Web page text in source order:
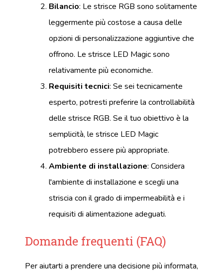
Bilancio: Le strisce RGB sono solitamente
leggermente più costose a causa delle
opzioni di personalizzazione aggiuntive che
offrono. Le strisce LED Magic sono
relativamente più economiche.
Requisiti tecnici: Se sei tecnicamente
esperto, potresti preferire la controllabilità
delle strisce RGB. Se il tuo obiettivo è la
semplicità, le strisce LED Magic
potrebbero essere più appropriate.
Ambiente di installazione: Considera
l'ambiente di installazione e scegli una
striscia con il grado di impermeabilità e i
requisiti di alimentazione adeguati.
Domande frequenti (FAQ)
Per aiutarti a prendere una decisione più informata,